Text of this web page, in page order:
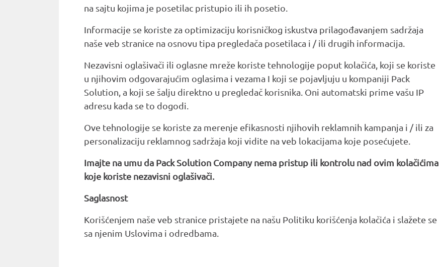
na sajtu kojima je posetilac pristupio ili ih posetio.
Informacije se koriste za optimizaciju korisničkog iskustva prilagođavanjem sadržaja
naše veb stranice na osnovu tipa pregledača posetilaca i / ili drugih informacija.
Nezavisni oglašivači ili oglasne mreže koriste tehnologije poput kolačića, koji se koriste
u njihovim odgovarajućim oglasima i vezama I koji se pojavljuju u kompaniji Pack
Solution, a koji se šalju direktno u pregledač korisnika. Oni automatski prime vašu IP
adresu kada se to dogodi.
Ove tehnologije se koriste za merenje efikasnosti njihovih reklamnih kampanja i / ili za
personalizaciju reklamnog sadržaja koji vidite na veb lokacijama koje posećujete.
Imajte na umu da Pack Solution Company nema pristup ili kontrolu nad ovim kolačićima
koje koriste nezavisni oglašivači.
Saglasnost
Korišćenjem naše veb stranice pristajete na našu Politiku korišćenja kolačića i slažete se
sa njenim Uslovima i odredbama.